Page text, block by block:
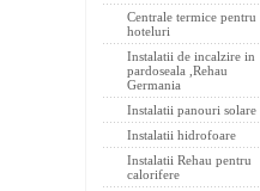
Centrale termice pentru
hoteluri
Instalatii de incalzire in
pardoseala ,Rehau
Germania
Instalatii panouri solare
Instalatii hidrofoare
Instalatii Rehau pentru
calorifere